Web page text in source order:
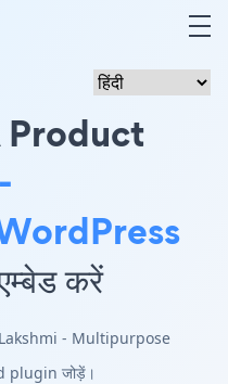
Product
करें
के Lakshmi - Multipurpose
plugin जोड़ें।